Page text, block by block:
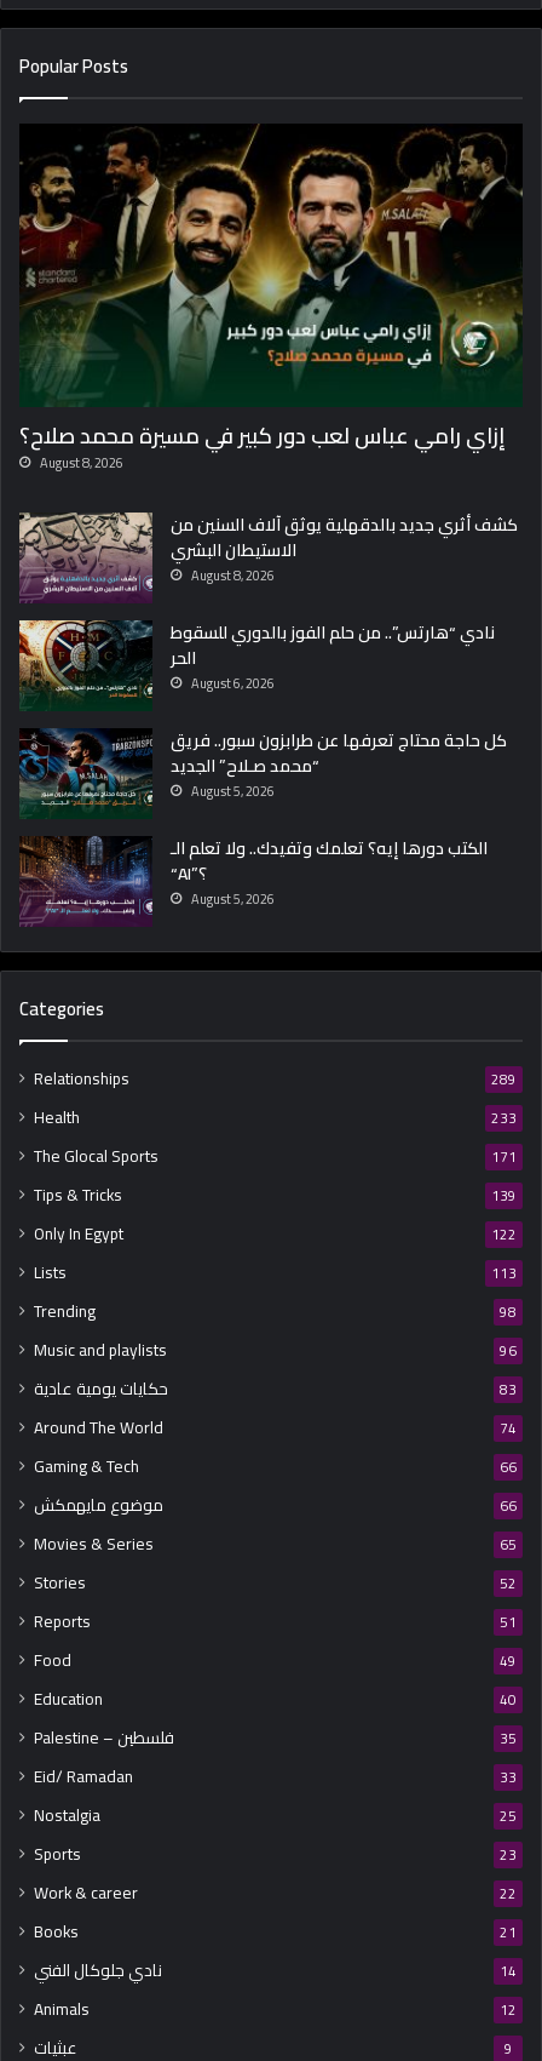
Popular Posts
إزاي رامي عباس لعب دور كبير في مسيرة محمد صلاح؟
August 8, 2026
كشف أثري جديد بالدقهلية يوثق آلاف السنين من
الاستيطان البشري
August 8, 2026
نادي “هارتس”.. من حلم الفوز بالدوري للسقوط
الحر
August 6, 2026
كل حاجة محتاج تعرفها عن طرابزون سبور.. فريق
“محمد صـلاح” الجديد
August 5, 2026
الكتب دورها إيه؟ تعلمك وتفيدك.. ولا تعلم الـ
“AI”؟
August 5, 2026
Categories
Relationships 289
Health 233
The Glocal Sports 171
Tips & Tricks 139
Only In Egypt 122
Lists 113
Trending 98
Music and playlists 96
حكايات يومية عادية 83
Around The World 74
Gaming & Tech 66
موضوع مايهمكش 66
Movies & Series 65
Stories 52
Reports 51
Food 49
Education 40
Palestine – فلسطين 35
Eid/ Ramadan 33
Nostalgia 25
Sports 23
Work & career 22
Books 21
نادي جلوكال الفني 14
Animals 12
عبثيات 9